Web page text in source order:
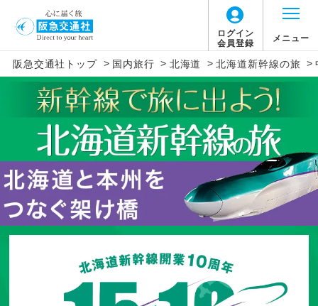
ログイン
会員登録
メニュー
阪急交通社トップ > 国内旅行 > 北海道 > 北海道新幹線の旅 >